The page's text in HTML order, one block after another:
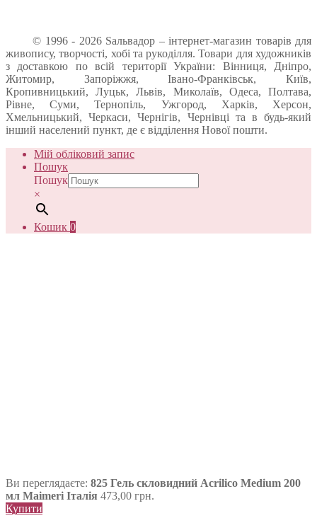
© 1996 - 2026 Sальвадор – інтернет-магазин товарів для
живопису, творчості, хобі та рукоділля. Товари для художників
з доставкою по всій території України: Вінниця, Дніпро,
Житомир, Запоріжжя, Івано-Франківськ, Київ,
Кропивницький, Луцьк, Львів, Миколаїв, Одеса, Полтава,
Рівне, Суми, Тернопіль, Ужгород, Харків, Херсон,
Хмельницький, Черкаси, Чернігів, Чернівці та в будь-який
інший населений пункт, де є відділення Нової пошти.
Мій обліковий запис
Пошук
Пошук
×
Кошик 0
Ви переглядаєте: 825 Гель скловидний Acrilico Medium 200
мл Maimeri Італія 473,00 грн.
Купити